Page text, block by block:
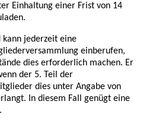
Einhaltung einer Frist von 14
jederzeit eine
einberufen,
dies erforderlich machen. Er
der 5. Teil der
dies unter Angabe von
In diesem Fall genügt eine